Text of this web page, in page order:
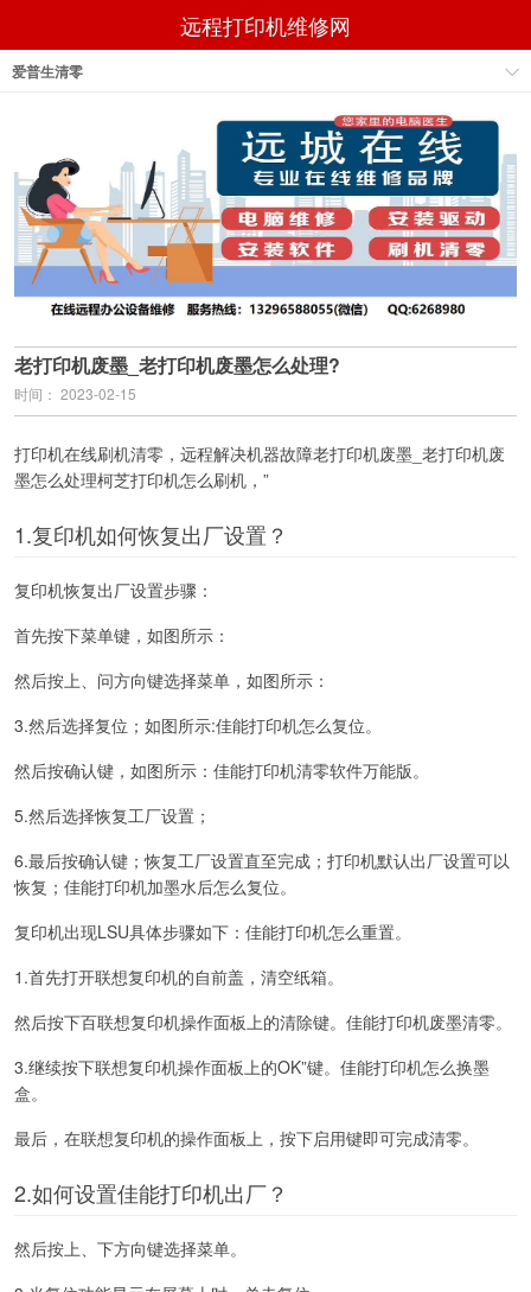
远程打印机维修网
爱普生清零
老打印机废墨_老打印机废墨怎么处理?
时间： 2023-02-15
打印机在线刷机清零，远程解决机器故障老打印机废墨_老打印机废
墨怎么处理柯芝打印机怎么刷机，”
1.复印机如何恢复出厂设置？
复印机恢复出厂设置步骤：
首先按下菜单键，如图所示：
然后按上、问方向键选择菜单，如图所示：
3.然后选择复位；如图所示:佳能打印机怎么复位。
然后按确认键，如图所示：佳能打印机清零软件万能版。
5.然后选择恢复工厂设置；
6.最后按确认键；恢复工厂设置直至完成；打印机默认出厂设置可以
恢复；佳能打印机加墨水后怎么复位。
复印机出现LSU具体步骤如下：佳能打印机怎么重置。
1.首先打开联想复印机的自前盖，清空纸箱。
然后按下百联想复印机操作面板上的清除键。佳能打印机废墨清零。
3.继续按下联想复印机操作面板上的OK”键。佳能打印机怎么换墨
盒。
最后，在联想复印机的操作面板上，按下启用键即可完成清零。
2.如何设置佳能打印机出厂？
然后按上、下方向键选择菜单。